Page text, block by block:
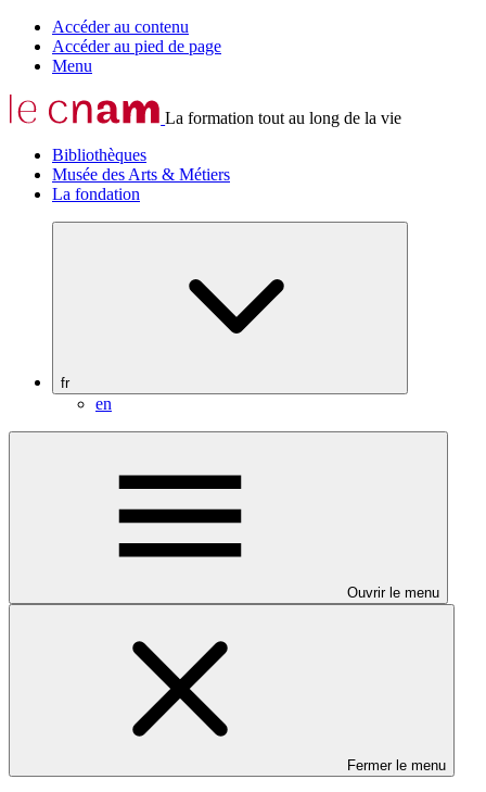
Accéder au contenu
Accéder au pied de page
Menu
La formation tout au long de la vie
Bibliothèques
Musée des Arts & Métiers
La fondation
fr
en
Ouvrir le menu
Fermer le menu